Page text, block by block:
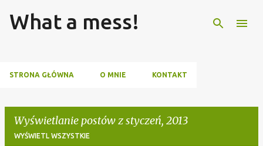
Przejdź do głównej zawartości
What a mess!
STRONA GŁÓWNA O MNIE KONTAKT
Wyświetlanie postów z styczeń, 2013
WYŚWIETL WSZYSTKIE